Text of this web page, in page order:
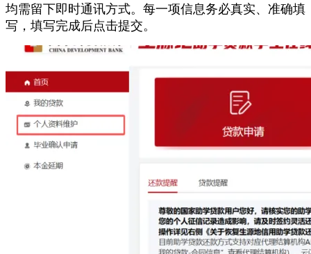
均需留下即时通讯方式。每一项信息务必真实、准确填
写，填写完成后点击提交。